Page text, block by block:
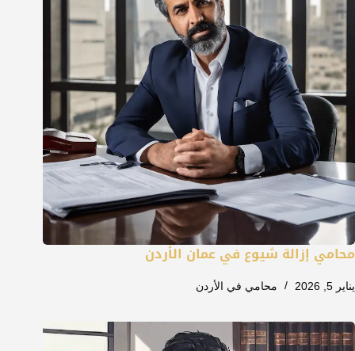
محامي إزالة شيوع في عمان الأردن
يناير 5, 2026 محامي في الأردن